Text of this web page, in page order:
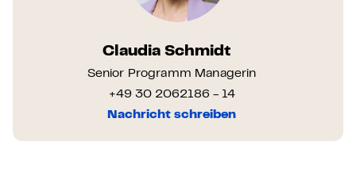
Claudia Schmidt
Senior Programm Managerin
+49 30 2062186 - 14
Nachricht schreiben